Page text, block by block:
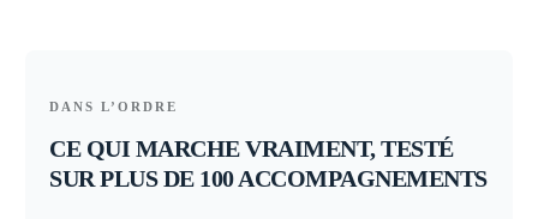
DANS L’ORDRE
CE QUI MARCHE VRAIMENT, TESTÉ
SUR PLUS DE 100 ACCOMPAGNEMENTS